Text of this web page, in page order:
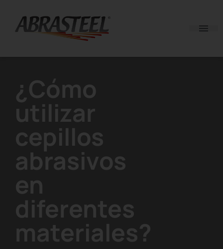
¿Cómo
utilizar
cepillos
abrasivos
en
diferentes
materiales?